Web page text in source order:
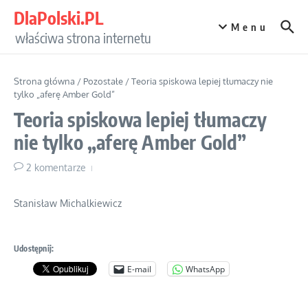
DlaPolski.PL
właściwa strona internetu
Menu
Strona główna / Pozostałe /Teoria spiskowa lepiej tłumaczy nie
tylko „aferę Amber Gold”
Teoria spiskowa lepiej tłumaczy
nie tylko „aferę Amber Gold”
2 komentarze
Stanisław Michalkiewicz
Udostępnij:
E-mail WhatsApp